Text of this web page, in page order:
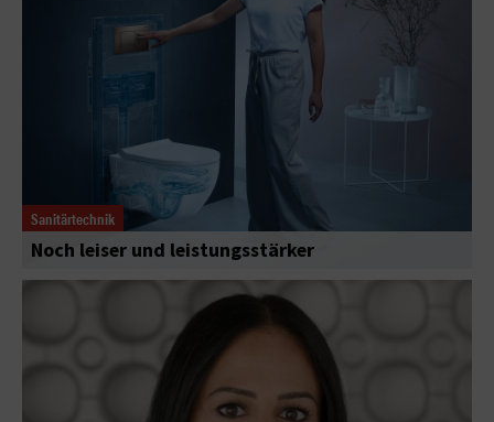
Sanitärtechnik
Noch leiser und leistungsstärker